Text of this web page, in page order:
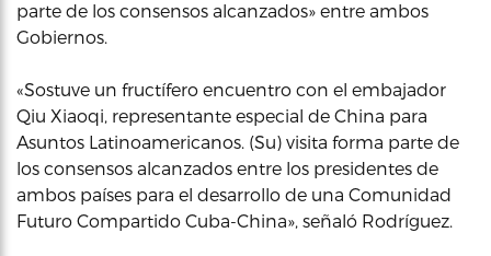
parte de los consensos alcanzados» entre ambos
Gobiernos.
«Sostuve un fructífero encuentro con el embajador
Qiu Xiaoqi, representante especial de China para
Asuntos Latinoamericanos. (Su) visita forma parte de
los consensos alcanzados entre los presidentes de
ambos países para el desarrollo de una Comunidad
Futuro Compartido Cuba-China», señaló Rodríguez.